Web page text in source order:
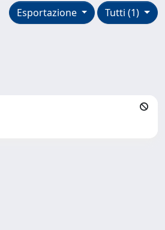
Tutti (1)
Esportazione